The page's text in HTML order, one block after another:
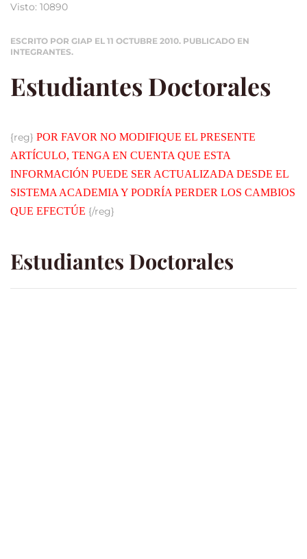
Visto: 10890
ESCRITO POR GIAP EL 11 OCTUBRE 2010. PUBLICADO EN
INTEGRANTES.
Estudiantes Doctorales
{reg} POR FAVOR NO MODIFIQUE EL PRESENTE
ARTÍCULO, TENGA EN CUENTA QUE ESTA
INFORMACIÓN PUEDE SER ACTUALIZADA DESDE EL
SISTEMA ACADEMIA Y PODRÍA PERDER LOS CAMBIOS
QUE EFECTÚE {/reg}
Estudiantes Doctorales